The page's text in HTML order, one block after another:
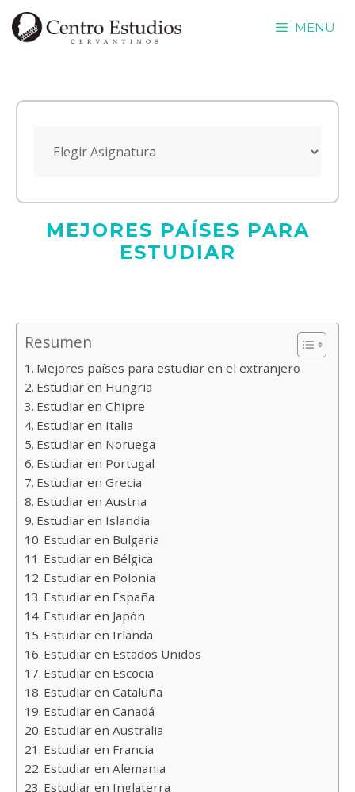
Saltar
MENU
MEJORES PAÍSES PARA
ESTUDIAR
Resumen
Mejores países para estudiar en el extranjero
Estudiar en Hungria
Estudiar en Chipre
Estudiar en Italia
Estudiar en Noruega
Estudiar en Portugal
Estudiar en Grecia
Estudiar en Austria
Estudiar en Islandia
Estudiar en Bulgaria
Estudiar en Bélgica
Estudiar en Polonia
Estudiar en España
Estudiar en Japón
Estudiar en Irlanda
Estudiar en Estados Unidos
Estudiar en Escocia
Estudiar en Cataluña
Estudiar en Canadá
Estudiar en Australia
Estudiar en Francia
Estudiar en Alemania
Estudiar en Inglaterra